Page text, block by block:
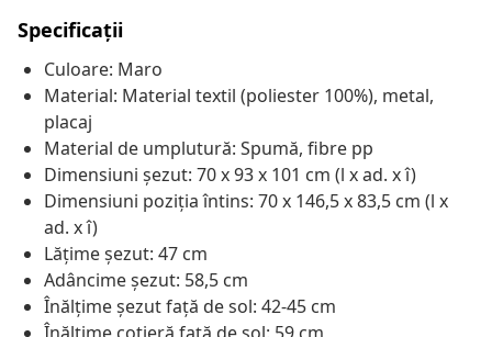
Specificații
Culoare: Maro
Material: Material textil (poliester 100%), metal,
placaj
Material de umplutură: Spumă, fibre pp
Dimensiuni șezut: 70 x 93 x 101 cm (l x ad. x î)
Dimensiuni poziția întins: 70 x 146,5 x 83,5 cm (l x
ad. x î)
Lățime șezut: 47 cm
Adâncime șezut: 58,5 cm
Înălțime șezut față de sol: 42-45 cm